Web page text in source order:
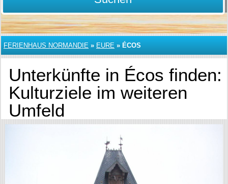
FERIENHAUS NORMANDIE » EURE » ÉCOS
Unterkünfte in Écos finden:
Kulturziele im weiteren
Umfeld